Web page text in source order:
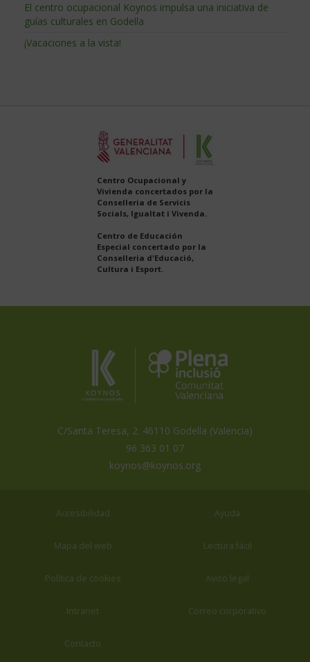
El centro ocupacional Koynos impulsa una iniciativa de
guías culturales en Godella
¡Vacaciones a la vista!
Centro Ocupacional y
Vivienda concertados por la
Conselleria de Servicis
Socials, Igualtat i Vivenda.
Centro de Educación
Especial concertado por la
Conselleria d'Educació,
Cultura i Esport.
Koynos
Coopertiva
Valenciana
miembro
Inclusión
Comunidad
Valenciana
C/Santa Teresa, 2. 46110 Godella (Valencia)
96 363 01 07
koynos@koynos.org
Accesibilidad Ayuda
Mapa del web Lectura fácil
Política de cookies Aviso legal
Intranet Correo corporativo
Contacto